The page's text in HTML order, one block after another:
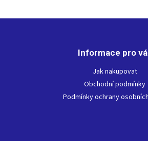
Informace pro
Jak nakupovat
Obchodní podmínky
Podmínky ochrany